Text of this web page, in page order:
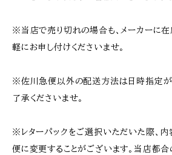
※当店で売り切れの場合も、メーカーに
軽にお申し付けくださいませ。
※佐川急便以外の配送方法は日時指定
了承くださいませ。
※レターパックをご選択いただいた際、
便に変更することがございます。当店都